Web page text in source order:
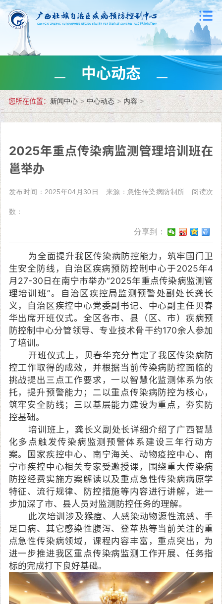
中心动态
您所在位置：新闻中心 > 中心动态 > 内容 >
2025年重点传染病监测管理培训班在
邕举办
发布时间：2025年04月30日 来源：急性传染病防制所 阅读次
数：
分享到：
为全面提升我区传染病防控能力，筑牢国门卫
生安全防线，自治区疾病预防控制中心于2025年4
月27-30日在南宁市举办“2025年重点传染病监测管
理培训班”。自治区疾控局监测预警处副处长龚长
义，自治区疾控中心党委副书记、中心副主任贝春
华出席开班仪式。全区各市、县（区、市）疾病预
防控制中心分管领导、专业技术骨干约170余人参加
了培训。
开班仪式上，贝春华充分肯定了我区传染病防
控工作取得的成效，并根据当前传染病防控面临的
挑战提出三点工作要求，一以智慧化监测体系为依
托，提升预警能力；二以重点传染病防控为核心，
筑牢安全防线；三以基层能力建设为重点，夯实防
控基础。
培训班上，龚长义副处长详细介绍了广西智慧
化多点触发传染病监测预警体系建设三年行动方
案。国家疾控中心、南宁海关、动物疫控中心、南
宁市疾控中心相关专家受邀授课，围绕重大传染病
防控经费实施方案解读以及重点急性传染病病原学
特征、流行规律、防控措施等内容进行讲解，进一
步加深了市、县人员对监测防控任务的理解。
此次培训涉及猴痘、人感染动物源性流感、手
足口病、其它感染性腹泻、登革热等当前关注的重
点急性传染病领域，课程内容丰富，重点突出，为
进一步推进我区重点传染病监测工作开展、任务指
标的完成打下良好基础。